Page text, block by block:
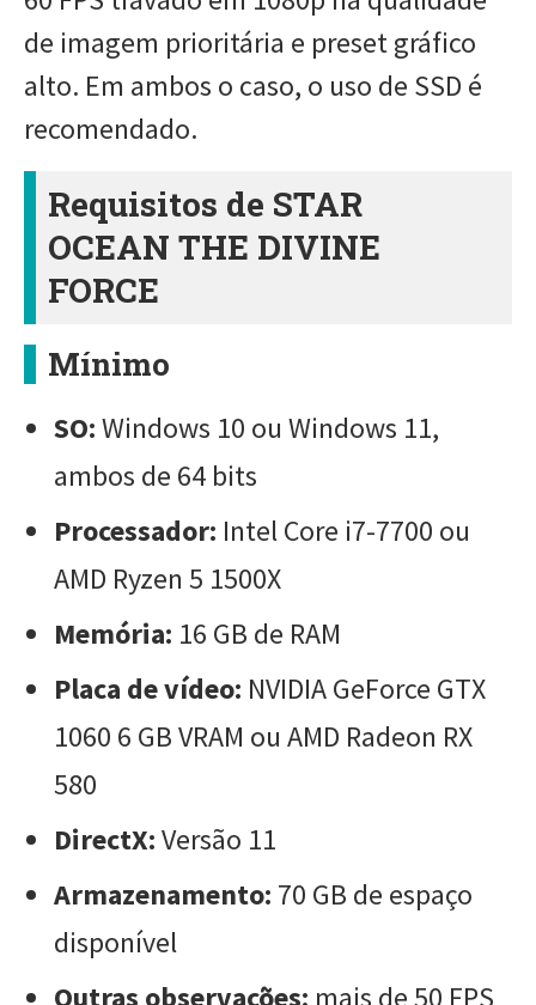
de imagem prioritária e preset gráfico
alto. Em ambos o caso, o uso de SSD é
recomendado.
Requisitos de STAR
OCEAN THE DIVINE
FORCE
Mínimo
SO:Windows 10 ou Windows 11,
ambos de 64 bits
Processador: Intel Core i7-7700 ou
AMD Ryzen 5 1500X
Memória: 16 GB de RAM
Placa de vídeo: NVIDIA GeForce GTX
1060 6 GB VRAM ou AMD Radeon RX
580
DirectX:Versão 11
Armazenamento: 70 GB de espaço
disponível
Outras observações: mais de 50 FPS